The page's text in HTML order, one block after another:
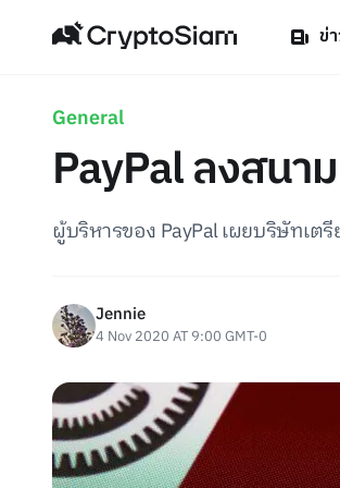
ข่
General
PayPal ลงสน
ผู้บริหารของ PayPal เผยบริษัทเต
Jennie
4 Nov 2020 AT 9:00 GMT-0